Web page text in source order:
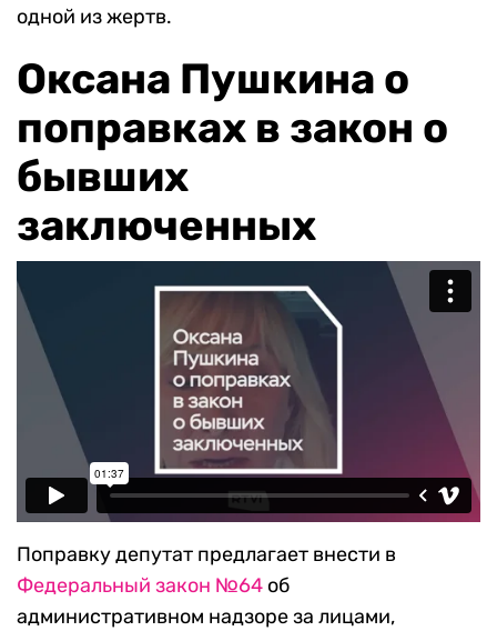
одной из жертв.
Оксана Пушкина о
поправках в закон о
бывших
заключенных
Поправку депутат предлагает внести в
Федеральный закон №64 об
административном надзоре за лицами,